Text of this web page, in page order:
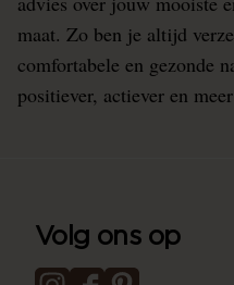
maat. Zo ben je altijd
comfortabele en gezonde
positiever, actiever en
Volg ons op